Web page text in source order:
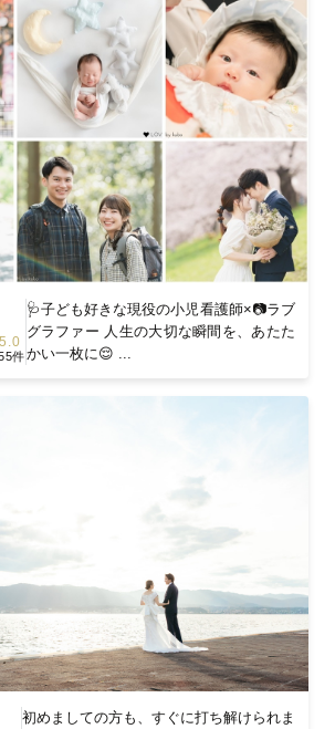
5.0
件
🩺子ども好きな現役の小児看護師×📷ラブ
グラファー 人生の大切な瞬間を、あたた
かい一枚に😌 ...
初めましての方も、すぐに打ち解けられま